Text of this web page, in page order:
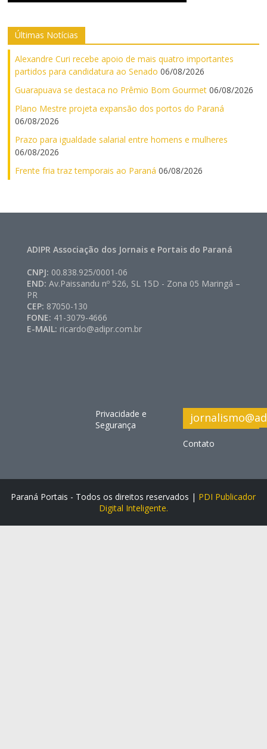
Últimas Notícias
Alexandre Curi recebe apoio de mais quatro importantes
partidos para candidatura ao Senado 06/08/2026
Guarapuava se destaca no Prêmio Bom Gourmet 06/08/2026
Plano Mestre projeta expansão dos portos do Paraná
06/08/2026
Prazo para igualdade salarial entre homens e mulheres
06/08/2026
Frente fria traz temporais ao Paraná 06/08/2026
ADIPR Associação dos Jornais e Portais do Paraná
CNPJ: 00.838.925/0001-06
END:Av.Paissandu nº 526, SL 15D - Zona 05 Maringá –
PR
CEP: 87050-130
FONE: 41-3079-4666
E-MAIL: ricardo@adipr.com.br
Privacidade e
Segurança
Contato
Paraná Portais - Todos os direitos reservados | PDI Publicador
Digital Inteligente.